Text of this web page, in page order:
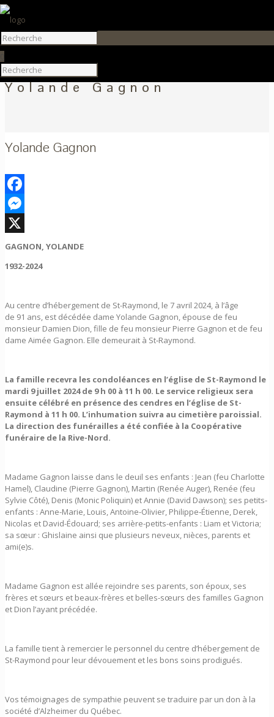
Yolande Gagnon
Yolande Gagnon
Facebook
Messenger
X
GAGNON, YOLANDE
1932-2024
Au centre d’hébergement de St-Raymond, le 7 avril 2024, à l’âge
de 91 ans, est décédée dame Yolande Gagnon, épouse de feu
monsieur Damien Dion, fille de feu monsieur Pierre Gagnon et de feu
dame Aimée Gagnon. Elle demeurait à St‑Raymond.
La famille recevra les condoléances en l’église de St-Raymond le
mardi 9 juillet 2024 de 9 h 00 à 11 h 00. Le service religieux sera
ensuite célébré en présence des cendres en l’église de St-
Raymond à 11 h 00. L’inhumation suivra au cimetière paroissial.
La direction des funérailles a été confiée à la Coopérative
funéraire de la Rive-Nord.
Madame Gagnon laisse dans le deuil ses enfants : Jean (feu Charlotte
Hamel), Claudine (Pierre Gagnon), Martin (Renée Auger), Renée (feu
Sylvie Côté), Denis (Monic Poliquin) et Annie (David Dawson); ses petits-
enfants : Anne-Marie, Louis, Antoine-Olivier, Philippe‑Étienne, Derek,
Nicolas et David-Édouard; ses arrière-petits-enfants : Liam et Victoria;
sa sœur : Ghislaine ainsi que plusieurs neveux, nièces, parents et
ami(e)s.
Madame Gagnon est allée rejoindre ses parents, son époux, ses
frères et sœurs et beaux-frères et belles-sœurs des familles Gagnon
et Dion l’ayant précédée.
La famille tient à remercier le personnel du centre d’hébergement de
St-Raymond pour leur dévouement et les bons soins prodigués.
Vos témoignages de sympathie peuvent se traduire par un don à la
société d’Alzheimer du Québec.